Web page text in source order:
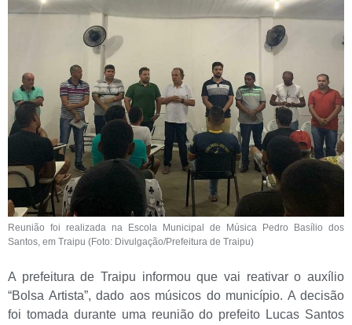
Reunião foi realizada na Escola Municipal de Música Pedro Basílio dos
Santos, em Traipu (Foto: Divulgação/Prefeitura de Traipu)
A prefeitura de Traipu informou que vai reativar o auxílio
“Bolsa Artista”, dado aos músicos do município. A decisão
foi tomada durante uma reunião do prefeito Lucas Santos